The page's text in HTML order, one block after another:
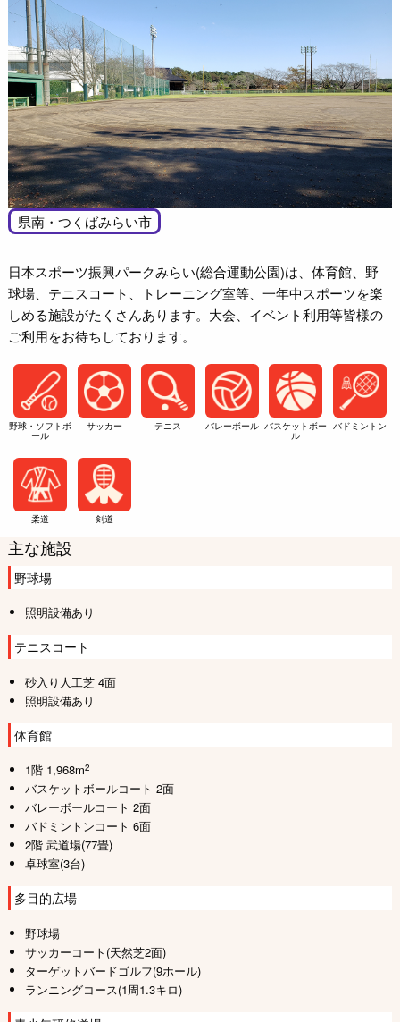
県南・つくばみらい市
日本スポーツ振興パークみらい(総合運動公園)は、体育館、野
球場、テニスコート、トレーニング室等、一年中スポーツを楽
しめる施設がたくさんあります。大会、イベント利用等皆様の
ご利用をお待ちしております。
野球・ソフトボ
ール
サッカー テニス バレーボール バスケットボー
ル
バドミントン
柔道 剣道
主な施設
野球場
照明設備あり
テニスコート
砂入り人工芝 4面
照明設備あり
体育館
1階 1,968m2
バスケットボールコート 2面
バレーボールコート 2面
バドミントンコート 6面
2階 武道場(77畳)
卓球室(3台)
多目的広場
野球場
サッカーコート(天然芝2面)
ターゲットバードゴルフ(9ホール)
ランニングコース(1周1.3キロ)